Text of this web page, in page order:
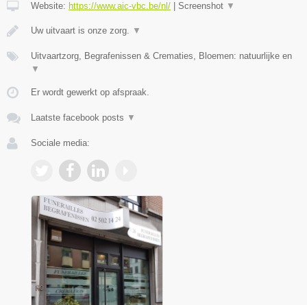
Website: https://www.aic-vbc.be/nl/ Screenshot ▼
Uw uitvaart is onze zorg. ▼
Uitvaartzorg, Begrafenissen & Crematies, Bloemen: natuurlijke en
▼
Er wordt gewerkt op afspraak.
Laatste facebook posts ▼
Sociale media: